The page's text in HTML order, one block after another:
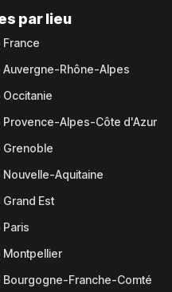
par lieu
France
Auvergne-Rhône-Alpes
Occitanie
Provence-Alpes-Côte d'Azur
Grenoble
Nouvelle-Aquitaine
Est
Montpellier
Bourgogne-Franche-Comté